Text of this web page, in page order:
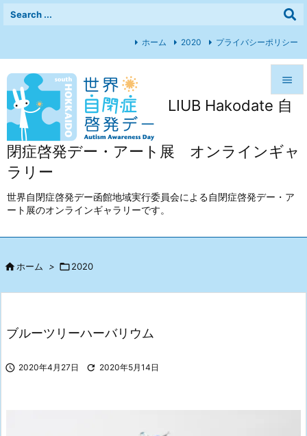
LIUB Hakodate 自
閉症啓発デー・アート展 オンラインギャ
ラリー
世界自閉症啓発デー函館地域実行委員会による自閉症啓発デー・ア
ート展のオンラインギャラリーです。



前へ
次へ
ホーム 2020 プライバシーポリシー
ホーム > 2020
ブルーツリーハーバリウム
 2020年4月27日  2020年5月14日